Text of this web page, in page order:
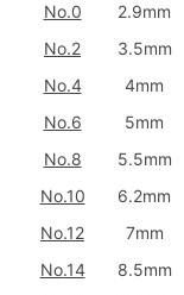
No.0
2.9mm
No.2
3.5mm
No.4
4mm
No.6
5mm
No.8
5.5mm
No.10
6.2mm
No.12
7mm
No.14
8.5mm